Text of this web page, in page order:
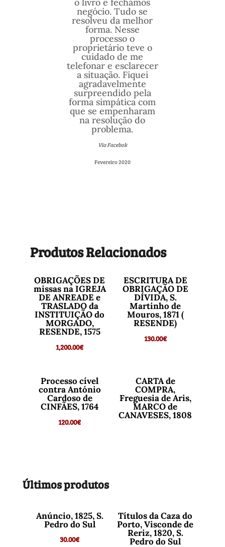
negócio. Tudo se
resolveu da melhor
forma. Nesse
processo o
proprietário teve o
cuidado de me
telefonar e esclarecer
a situação. Fiquei
agradavelmente
surpreendido pela
forma simpática com
que se empenharam
na resolução do
problema.
Via Facebok
Fevereiro 2020
Produtos Relacionados
OBRIGAÇÕES DE
missas na IGREJA
DE ANREADE e
TRASLADO da
INSTITUIÇÃO do
MORGADO,
RESENDE, 1575
1,200.00€
ESCRITURA DE
OBRIGAÇÃO DE
DÍVIDA, S.
Martinho de
Mouros, 1871 (
RESENDE)
130.00€
Processo cível
contra António
Cardoso de
CINFÃES, 1764
120.00€
CARTA de
COMPRA,
Freguesia de Aris,
MARCO de
CANAVESES, 1808
Últimos produtos
Anúncio, 1825, S.
Pedro do Sul
30.00€
Títulos da Caza do
Porto, Visconde de
Reriz, 1820, S.
Pedro do Sul